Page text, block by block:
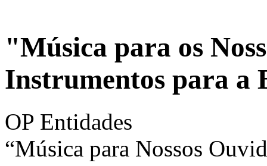
"Música para os
Instrumentos para a
OP Entidades
“Música para Nossos